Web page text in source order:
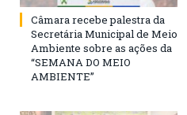
Câmara recebe palestra da
Secretária Municipal de Meio
Ambiente sobre as ações da
“SEMANA DO MEIO
AMBIENTE”